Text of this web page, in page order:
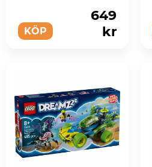
KÖP
649
kr